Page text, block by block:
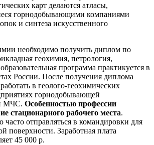
карт делаются атласы,
горнодобывающими компаниями
и синтеза искусственного
необходимо получить диплом по
геохимия, петрология,
программа практикуется в
России. После получения диплома
в геолого-геохимических
горнодобывающей
МЧС. Особенностью профессии
стационарного рабочего места.
отправляться в командировки для
поверхности. Заработная плата
45 000 р.